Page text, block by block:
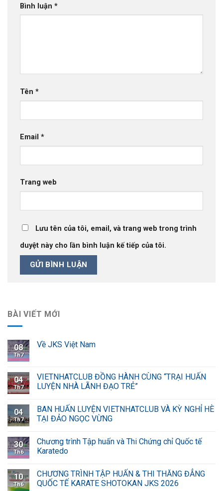
BÀI VIẾT MỚI
08
Th7
Về JKS Việt Nam
04
Th7
VIETNHATCLUB ĐỒNG HÀNH CÙNG “TRẠI HUẤN
LUYỆN NHÀ LÃNH ĐẠO TRẺ”
04
Th7
BAN HUẤN LUYỆN VIETNHATCLUB VÀ KỲ NGHỈ HÈ
TẠI ĐẢO NGỌC VỪNG
30
Th6
Chương trình Tập huấn và Thi Chứng chỉ Quốc tế
Karatedo
10
Th6
CHƯƠNG TRÌNH TẬP HUẤN & THI THĂNG ĐẲNG
QUỐC TẾ KARATE SHOTOKAN JKS 2026
Bình luận *
Tên *
Email *
Trang web
Lưu tên của tôi, email, và trang web trong trình
duyệt này cho lần bình luận kế tiếp của tôi.